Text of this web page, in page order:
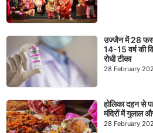
उज्जैन में 28
14-15 वर्ष की
रोधी टीका
28 February
होलिका दहन से
मंदिरों में गुलाल
28 February